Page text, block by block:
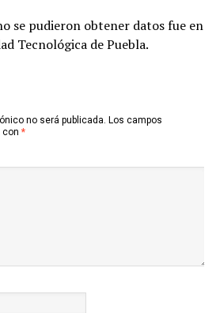
se pudieron obtener datos fue en
Tecnológica de Puebla.
no será publicada. Los campos
con *